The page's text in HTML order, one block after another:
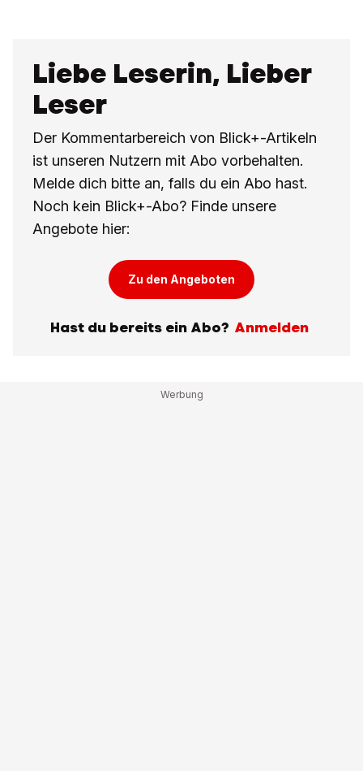
Liebe Leserin, Lieber
Leser
Der Kommentarbereich von Blick+-Artikeln
ist unseren Nutzern mit Abo vorbehalten.
Melde dich bitte an, falls du ein Abo hast.
Noch kein Blick+-Abo? Finde unsere
Angebote hier:
Zu den Angeboten
Hast du bereits ein Abo? Anmelden